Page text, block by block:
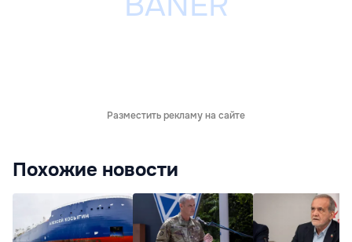
Разместить рекламу на сайте
Похожие новости